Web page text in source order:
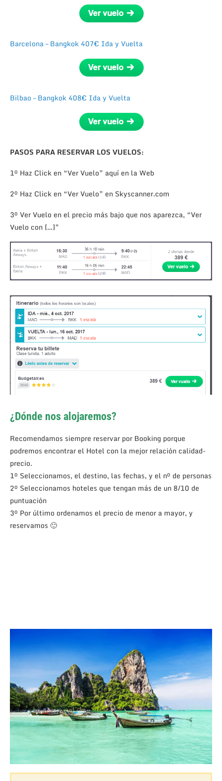
Barcelona – Bangkok 407€ Ida y Vuelta
Bilbao – Bangkok 408€ Ida y Vuelta
PASOS PARA RESERVAR LOS VUELOS:
1º Haz Click en “Ver Vuelo” aquí en la Web
2º Haz Click en “Ver Vuelo” en Skyscanner.com
3º Ver Vuelo en el precio más bajo que nos aparezca, “Ver
Vuelo con […]”
¿Dónde nos alojaremos?
Recomendamos siempre reservar por Booking porque
podremos encontrar el Hotel con la mejor relación calidad-
precio.
1º Seleccionamos, el destino, las fechas, y el nº de personas
2º Seleccionamos hoteles que tengan más de un 8/10 de
puntuación
3º Por último ordenamos el precio de menor a mayor, y
reservamos 🙂